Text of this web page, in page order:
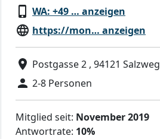
WA: +49 … anzeigen
https://mon… anzeigen
Postgasse 2 , 94121 Salzweg
2-8 Personen
Mitglied seit: November 2019
Antwortrate: 10%